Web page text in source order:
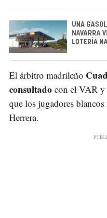
UNA
NAVARRA
LOTERÍA
El árbitro madrileño
consultado con el VAR y
que los jugadores
Herrera.